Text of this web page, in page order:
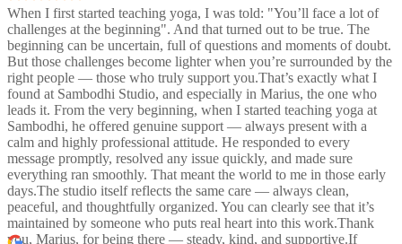
When I first started teaching yoga, I was told: "You’ll face a lot of
challenges at the beginning". And that turned out to be true. The
beginning can be uncertain, full of questions and moments of doubt.
But those challenges become lighter when you’re surrounded by the
right people — those who truly support you.That’s exactly what I
found at Sambodhi Studio, and especially in Marius, the one who
leads it. From the very beginning, when I started teaching yoga at
Sambodhi, he offered genuine support — always present with a
calm and highly professional attitude. He responded to every
message promptly, resolved any issue quickly, and made sure
everything ran smoothly. That meant the world to me in those early
days.The studio itself reflects the same care — always clean,
peaceful, and thoughtfully organized. You can clearly see that it’s
maintained by someone who puts real heart into this work.Thank
you, Marius, for being there — steady, kind, and supportive.If